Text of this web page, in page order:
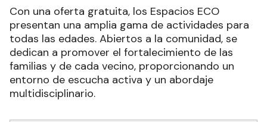
Con una oferta gratuita, los Espacios ECO
presentan una amplia gama de actividades para
todas las edades. Abiertos a la comunidad, se
dedican a promover el fortalecimiento de las
familias y de cada vecino, proporcionando un
entorno de escucha activa y un abordaje
multidisciplinario.